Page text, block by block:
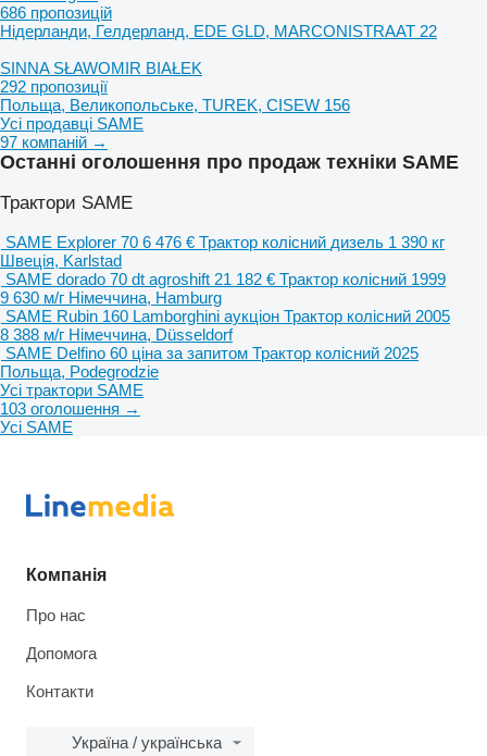
686 пропозицій
Нідерланди, Гелдерланд, EDE GLD, MARCONISTRAAT 22
SINNA SŁAWOMIR BIAŁEK
292 пропозиції
Польща, Великопольське, TUREK, CISEW 156
Усі продавці SAME
97 компаній →
Останні оголошення про продаж техніки SAME
Трактори SAME
SAME Explorer 70 6 476 € Трактор колісний дизель 1 390 кг
Швеція, Karlstad
SAME dorado 70 dt agroshift 21 182 € Трактор колісний 1999
9 630 м/г Німеччина, Hamburg
SAME Rubin 160 Lamborghini аукціон Трактор колісний 2005
8 388 м/г Німеччина, Düsseldorf
SAME Delfino 60 ціна за запитом Трактор колісний 2025
Польща, Podegrodzie
Усі трактори SAME
103 оголошення →
Усі SAME
Компанія
Про нас
Допомога
Контакти
Україна / українська